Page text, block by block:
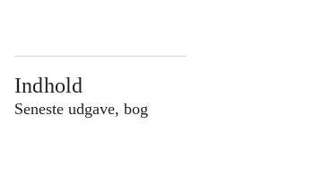
Indhold
Seneste udgave, bog